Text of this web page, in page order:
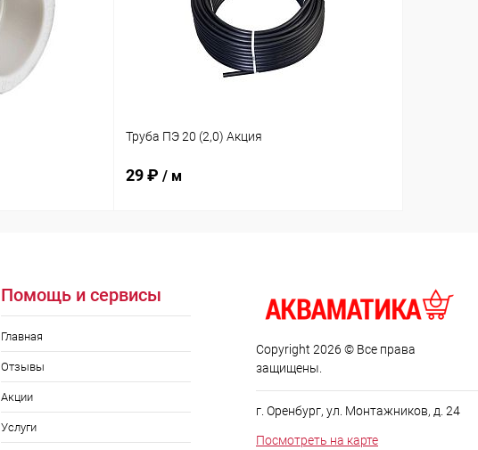
Труба ПЭ 20 (2,0) Акция
29 ₽ / м
Помощь и сервисы
Главная
Отзывы
Акции
Услуги
Copyright 2026 © Все права
защищены.
г. Оренбург, ул. Монтажников, д. 24
Посмотреть на карте